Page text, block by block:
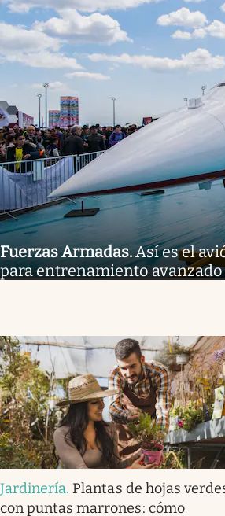
Fuerzas Armadas.Así es el
para entrenamiento
Jardinería. Plantas de hojas
con puntas marrones: cómo